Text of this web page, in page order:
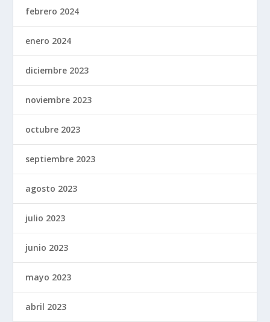
febrero 2024
enero 2024
diciembre 2023
noviembre 2023
octubre 2023
septiembre 2023
agosto 2023
julio 2023
junio 2023
mayo 2023
abril 2023